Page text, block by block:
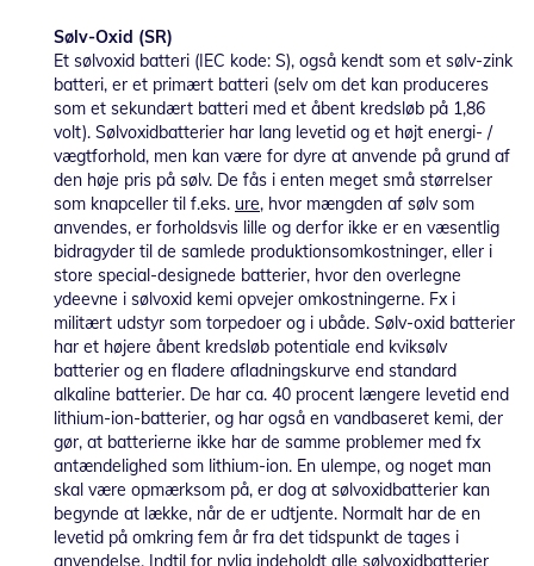
Sølv-Oxid (SR)
Et sølvoxid batteri (IEC kode: S), også kendt som et sølv-zink
batteri, er et primært batteri (selv om det kan produceres
som et sekundært batteri med et åbent kredsløb på 1,86
volt). Sølvoxidbatterier har lang levetid og et højt energi- /
vægtforhold, men kan være for dyre at anvende på grund af
den høje pris på sølv. De fås i enten meget små størrelser
som knapceller til f.eks. ure, hvor mængden af sølv som
anvendes, er forholdsvis lille og derfor ikke er en væsentlig
bidragyder til de samlede produktionsomkostninger, eller i
store special-designede batterier, hvor den overlegne
ydeevne i sølvoxid kemi opvejer omkostningerne. Fx i
militært udstyr som torpedoer og i ubåde. Sølv-oxid batterier
har et højere åbent kredsløb potentiale end kviksølv
batterier og en fladere afladningskurve end standard
alkaline batterier. De har ca. 40 procent længere levetid end
lithium-ion-batterier, og har også en vandbaseret kemi, der
gør, at batterierne ikke har de samme problemer med fx
antændelighed som lithium-ion. En ulempe, og noget man
skal være opmærksom på, er dog at sølvoxidbatterier kan
begynde at lække, når de er udtjente. Normalt har de en
levetid på omkring fem år fra det tidspunkt de tages i
anvendelse. Indtil for nylig indeholdt alle sølvoxidbatterier